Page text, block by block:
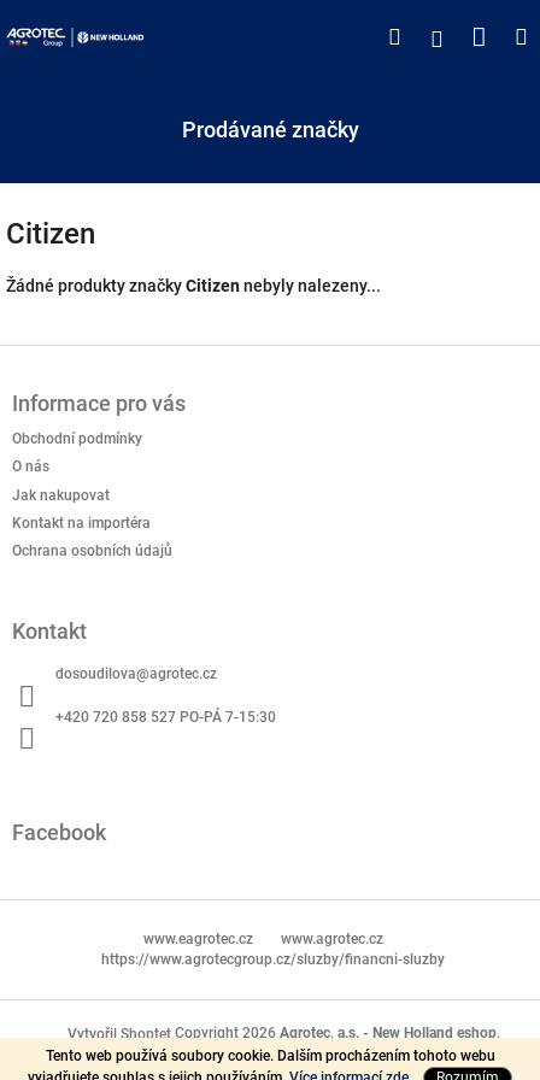
Tento web používá soubory cookie. Dalším procházením tohoto webu
na
HledatPřihlášení
Prodávané značky
Citizen
Žádné produkty značkyCitizennebyly nalezeny...
Informace pro vás
Obchodní podmínky
O nás
Jak nakupovat
Kontakt na importéra
Ochrana osobních údajů
Kontakt
dosoudilova@agrotec.cz
+420 720 858 527 PO-PÁ 7-15:30
Facebook
www.eagrotec.cz
www.agrotec.cz
https://www.agrotecgroup.cz/sluzby/financni-sluzby
Vytvořil Shoptet Copyright 2026Agrotec, a.s. - New Holland eshop.
Všechna práva vyhrazena.